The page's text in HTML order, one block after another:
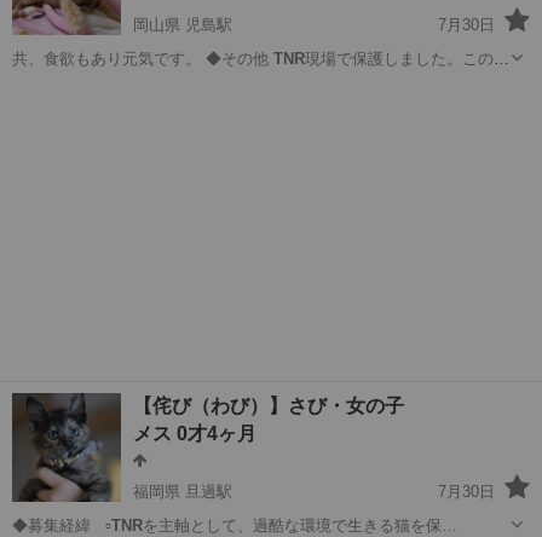
岡山県 児島駅
7月30日
共、食欲もあり元気です。 ◆その他 TNR現場で保護しました。この子
【侘び（わび）】さび・女の子
メス 0才4ヶ月
福岡県 旦過駅
7月30日
◆募集経緯 ▫️TNRを主軸として、過酷な環境で生きる猫を保…